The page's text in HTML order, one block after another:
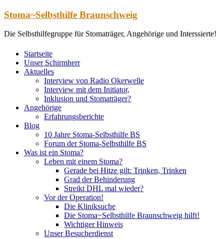
Zum
springen
Stoma~Selbsthilfe Braunschweig
Die Selbsthilfegruppe für Stomaträger, Angehörige und Interssierte!
Startseite
Unser Schirmherr
Aktuelles
Interview von Radio Okerwelle
Interview mit dem Initiator,
Inklusion und Stomaträger?
Angehörige
Erfahrungsberichte
Blog
10 Jahre Stoma-Selbsthilfe BS
Forum der Stoma-Selbsthilfe BS
Was ist ein Stoma?
Leben mit einem Stoma?
Gerade bei Hitze gilt: Trinken, Trinken
Grad der Behinderung
Streikt DHL mal wieder?
Vor der Operation!
Die Kliniksuche
Die Stoma~Selbsthilfe Braunschweig hilft!
Wichtiger Hinweis
Unser Besucherdienst